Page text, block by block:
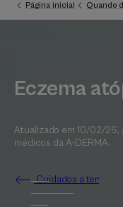
Página inicial Quando
Eczema
Atualizado em 10/02/26,
médicos da A-DERMA.
Cuidados a ter